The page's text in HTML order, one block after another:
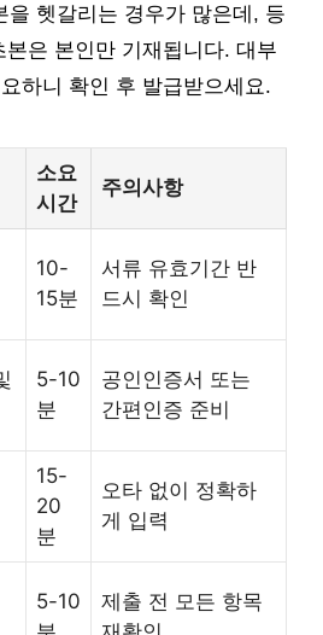
을 헷갈리는 경우가 많은데, 등
은 본인만 기재됩니다. 대부
하니 확인 후 발급받으세요.
소요
시간
주의사항
10-
15분
서류 유효기간 반
드시 확인
5-10
분
공인인증서 또는
간편인증 준비
15-
20
분
오타 없이 정확하
게 입력
5-10
제출 전 모든 항목